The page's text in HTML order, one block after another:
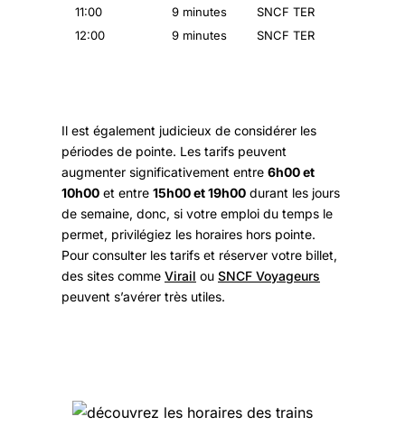
11:00
9 minutes
SNCF TER
12:00
9 minutes SNCF TER
Il est également judicieux de considérer les
périodes de pointe. Les tarifs peuvent
augmenter significativement entre 6h00 et
10h00 et entre 15h00 et 19h00 durant les jours
de semaine, donc, si votre emploi du temps le
permet, privilégiez les horaires hors pointe.
Pour consulter les tarifs et réserver votre billet,
des sites comme Virail ou SNCF Voyageurs
peuvent s’avérer très utiles.